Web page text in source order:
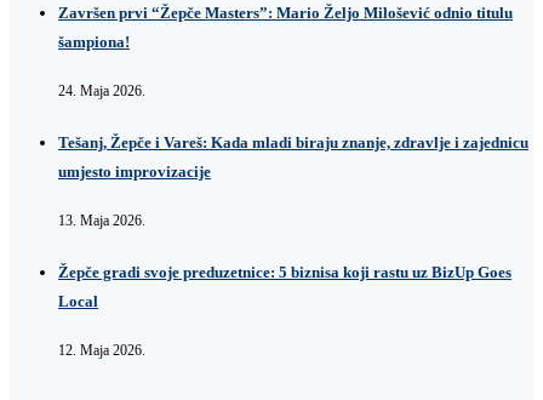
Završen prvi “Žepče Masters”: Mario Željo Milošević odnio titulu
šampiona!
24. Maja 2026.
Tešanj, Žepče i Vareš: Kada mladi biraju znanje, zdravlje i zajednicu
umjesto improvizacije
13. Maja 2026.
Žepče gradi svoje preduzetnice: 5 biznisa koji rastu uz BizUp Goes
Local
12. Maja 2026.